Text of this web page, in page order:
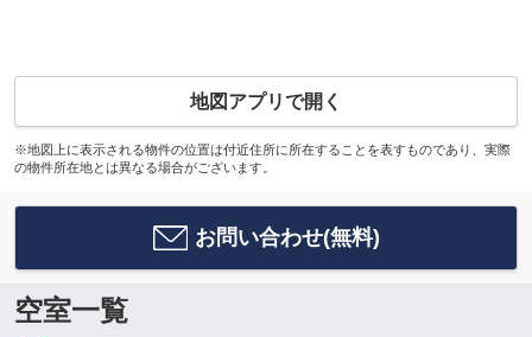
地図アプリで開く
※地図上に表示される物件の位置は付近住所に所在することを表すものであり、実際
の物件所在地とは異なる場合がございます。
お問い合わせ(無料)
空室一覧